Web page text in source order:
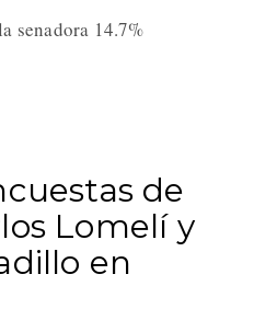
senadora 14.7%
de
Lomelí y
en